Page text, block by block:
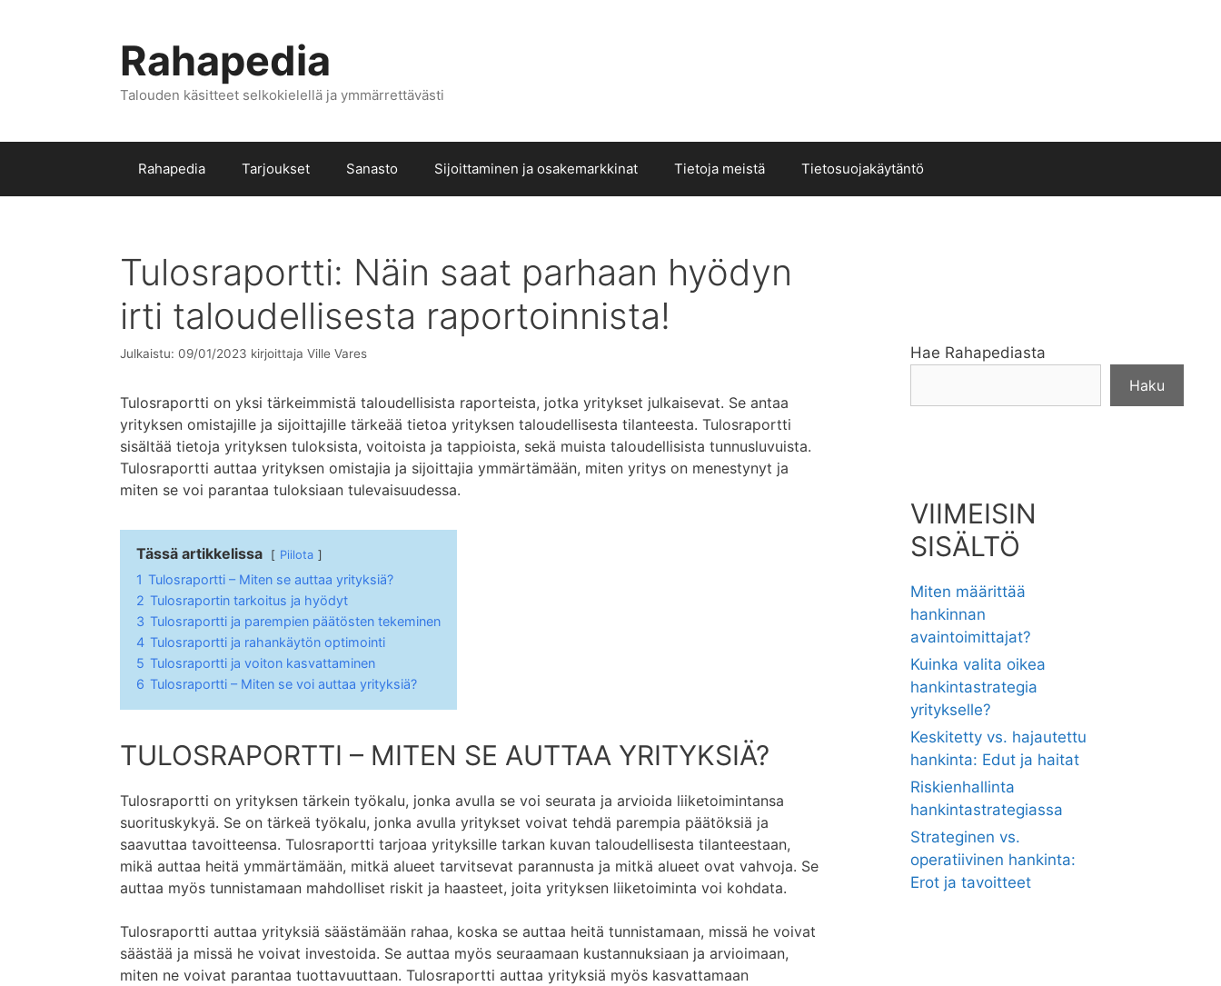
Rahapedia
Talouden käsitteet selkokielellä ja ymmärrettävästi
Rahapedia Tarjoukset Sanasto Sijoittaminen ja osakemarkkinat Tietoja meistä Tietosuojakäytäntö
Tulosraportti: Näin saat parhaan hyödyn
irti taloudellisesta raportoinnista!
Julkaistu: 09/01/2023 kirjoittaja Ville Vares
Tulosraportti on yksi tärkeimmistä taloudellisista raporteista, jotka yritykset julkaisevat. Se antaa
yrityksen omistajille ja sijoittajille tärkeää tietoa yrityksen taloudellisesta tilanteesta. Tulosraportti
sisältää tietoja yrityksen tuloksista, voitoista ja tappioista, sekä muista taloudellisista tunnusluvuista.
Tulosraportti auttaa yrityksen omistajia ja sijoittajia ymmärtämään, miten yritys on menestynyt ja
miten se voi parantaa tuloksiaan tulevaisuudessa.
Tässä artikkelissa Piilota
1 Tulosraportti – Miten se auttaa yrityksiä?
2 Tulosraportin tarkoitus ja hyödyt
3 Tulosraportti ja parempien päätösten tekeminen
4 Tulosraportti ja rahankäytön optimointi
5 Tulosraportti ja voiton kasvattaminen
6 Tulosraportti – Miten se voi auttaa yrityksiä?
TULOSRAPORTTI – MITEN SE AUTTAA YRITYKSIÄ?
Tulosraportti on yrityksen tärkein työkalu, jonka avulla se voi seurata ja arvioida liiketoimintansa
suorituskykyä. Se on tärkeä työkalu, jonka avulla yritykset voivat tehdä parempia päätöksiä ja
saavuttaa tavoitteensa. Tulosraportti tarjoaa yrityksille tarkan kuvan taloudellisesta tilanteestaan,
mikä auttaa heitä ymmärtämään, mitkä alueet tarvitsevat parannusta ja mitkä alueet ovat vahvoja. Se
auttaa myös tunnistamaan mahdolliset riskit ja haasteet, joita yrityksen liiketoiminta voi kohdata.
Tulosraportti auttaa yrityksiä säästämään rahaa, koska se auttaa heitä tunnistamaan, missä he voivat
säästää ja missä he voivat investoida. Se auttaa myös seuraamaan kustannuksiaan ja arvioimaan,
miten ne voivat parantaa tuottavuuttaan. Tulosraportti auttaa yrityksiä myös kasvattamaan
Hae Rahapediasta
Haku
VIIMEISIN
SISÄLTÖ
Miten määrittää
hankinnan
avaintoimittajat?
Kuinka valita oikea
hankintastrategia
yritykselle?
Keskitetty vs. hajautettu
hankinta: Edut ja haitat
Riskienhallinta
hankintastrategiassa
Strateginen vs.
operatiivinen hankinta:
Erot ja tavoitteet